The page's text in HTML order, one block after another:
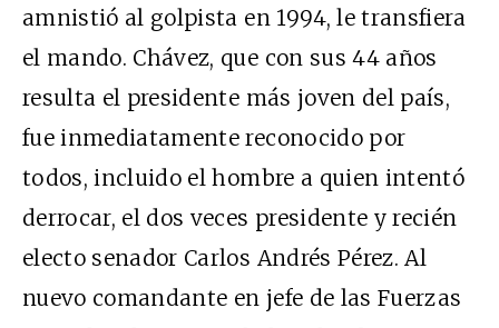
amnistió al golpista en 1994, le transfiera
el mando. Chávez, que con sus 44 años
resulta el presidente más joven del país,
fue inmediatamente reconocido por
todos, incluido el hombre a quien intentó
derrocar, el dos veces presidente y recién
electo senador Carlos Andrés Pérez. Al
nuevo comandante en jefe de las Fuerzas